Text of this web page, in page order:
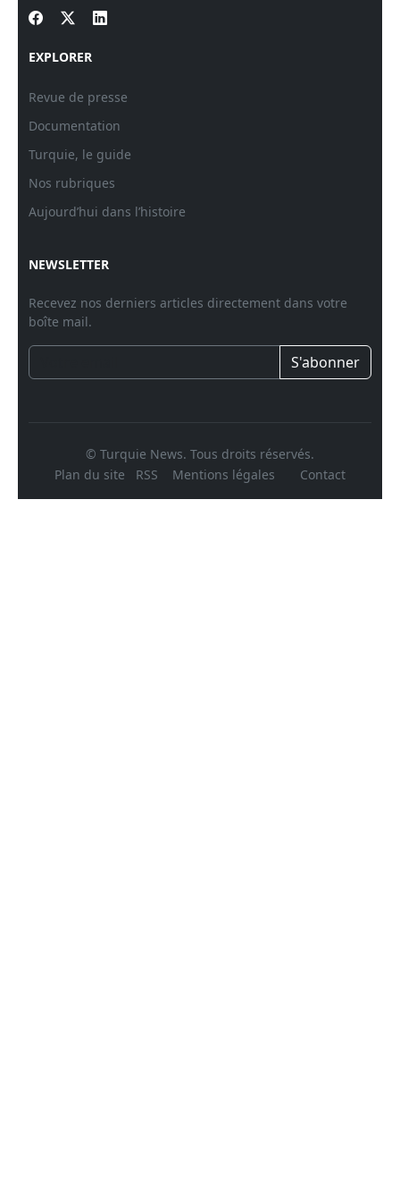
EXPLORER
Revue de presse
Documentation
Turquie, le guide
Nos rubriques
Aujourd’hui dans l’histoire
NEWSLETTER
Recevez nos derniers articles directement dans votre
boîte mail.
S'abonner
© Turquie News. Tous droits réservés.
Plan du site
RSS Mentions légales Contact